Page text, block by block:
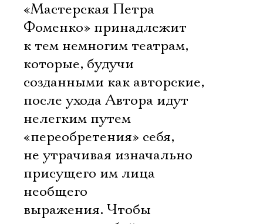
«Мастерская Петра
Фоменко» принадлежит
к тем немногим театрам,
которые, будучи
созданными как авторские,
после ухода Автора идут
нелегким путем
«переобретения» себя,
не утрачивая изначально
присущего им лица
необщего
выражения. Чтобы